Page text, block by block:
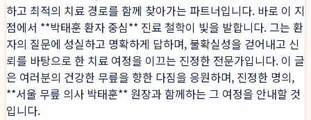
하고 최적의 치료 경로를 함께 찾아가는 파트너입니다. 바로 이 지
점에서 **박태훈 환자 중심** 진료 철학이 빛을 발합니다. 그는 환
자의 질문에 성실하고 명확하게 답하며, 불확실성을 걷어내고 신
뢰를 바탕으로 한 치료 여정을 이끄는 진정한 전문가입니다. 이 글
은 여러분의 건강한 무릎을 향한 다짐을 응원하며, 진정한 명의,
**서울 무릎 의사 박태훈** 원장과 함께하는 그 여정을 안내할 것
입니다.